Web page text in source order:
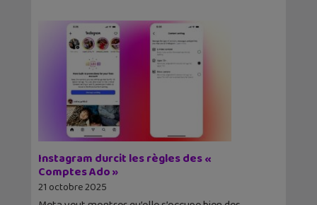
Instagram durcit les règles des «
Comptes Ado »
21 octobre 2025